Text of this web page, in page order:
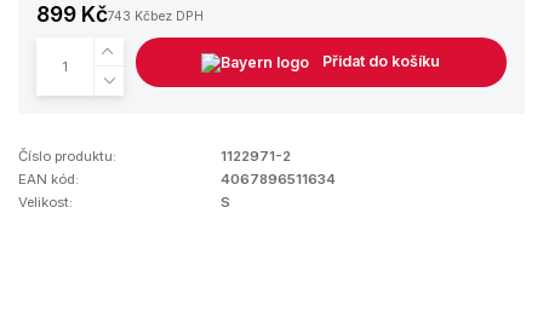
899 Kč743 Kčbez DPH
Přidat do košíku
Číslo produktu:
1122971-2
EAN kód:
4067896511634
Velikost:
S